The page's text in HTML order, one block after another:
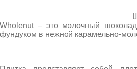
Wholenut – это молочный
фундуком в нежной карамельно-